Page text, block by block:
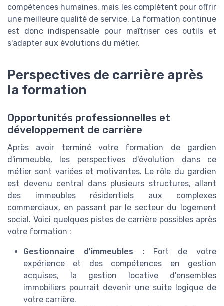
compétences humaines, mais les complètent pour offrir
une meilleure qualité de service. La formation continue
est donc indispensable pour maîtriser ces outils et
s'adapter aux évolutions du métier.
Perspectives de carrière après
la formation
Opportunités professionnelles et
développement de carrière
Après avoir terminé votre formation de gardien
d'immeuble, les perspectives d'évolution dans ce
métier sont variées et motivantes. Le rôle du gardien
est devenu central dans plusieurs structures, allant
des immeubles résidentiels aux complexes
commerciaux, en passant par le secteur du logement
social. Voici quelques pistes de carrière possibles après
votre formation :
Gestionnaire d'immeubles : Fort de votre
expérience et des compétences en gestion
acquises, la gestion locative d'ensembles
immobiliers pourrait devenir une suite logique de
votre carrière.